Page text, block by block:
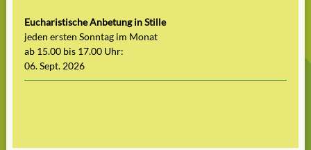
Eucharistische Anbetung in Stille
jeden ersten Sonntag im Monat
ab 15.00 bis 17.00 Uhr:
06. Sept. 2026